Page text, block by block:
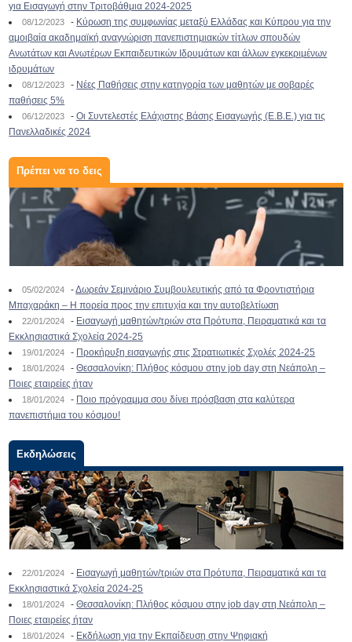
για Εισαγωγή στην Τριτοβάθμια 2024-2025
08/12/2023 - Κύρωση της συμφωνίας μεταξύ Ελλάδας και Κύπρου για την
αμοιβαία ακαδημαϊκή αναγνώριση πανεπιστημιακών τίτλων σπουδών
Ανωτάτων και Ανωτέρων Εκπαιδευτικών Ιδρυμάτων και άλλων εγκεκριμένων
ιδρυμάτων
08/12/2023 - Νέες Παθήσεις στην κατηγορία των μαθητών με σοβαρές
παθήσεις 5%
06/12/2023 -Οι Συντελεστές Ελάχιστης Βάσης Εισαγωγής (Ε.Β.Ε.) για τις
Πανελλαδικές 2024
Πρέπει να το δεις
05/02/2024 -Δωρεάν Σεμινάριο Συμβουλευτικής από τα Φροντιστήρια
Μπαχαράκη – Η πορεία προς την επιτυχία και την αυτοβελτίωση
22/01/2024 - Εισαγωγή μαθητών/τριών στα Πρότυπα, Πειραματικά και τα
Εκκλησιαστικά Σχολεία 2024-25
19/01/2024 - Προκήρυξη εισαγωγής στις Στρατιωτικές Σχολές 2024-25
18/01/2024 -Θεσσαλονίκη: Πλήθος κόσμου στην job day στη Νεάπολη –
Ποιες εταιρείες ήταν
18/01/2024 - Ποιο πρόγραμμα σου δίνει πρόσβαση στα καλύτερα
πανεπιστήμια του κόσμου!
Εκδηλώσεις
22/01/2024 - Εισαγωγή μαθητών/τριών στα Πρότυπα, Πειραματικά και τα
Εκκλησιαστικά Σχολεία 2024-25
18/01/2024 -Θεσσαλονίκη: Πλήθος κόσμου στην job day στη Νεάπολη –
Ποιες εταιρείες ήταν
18/01/2024 - Εκδήλωση για την Εκπαίδευση στην Ψηφιακή